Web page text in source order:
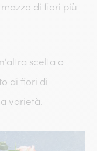
di fiori più
scelta o
di fiori di
varietà.